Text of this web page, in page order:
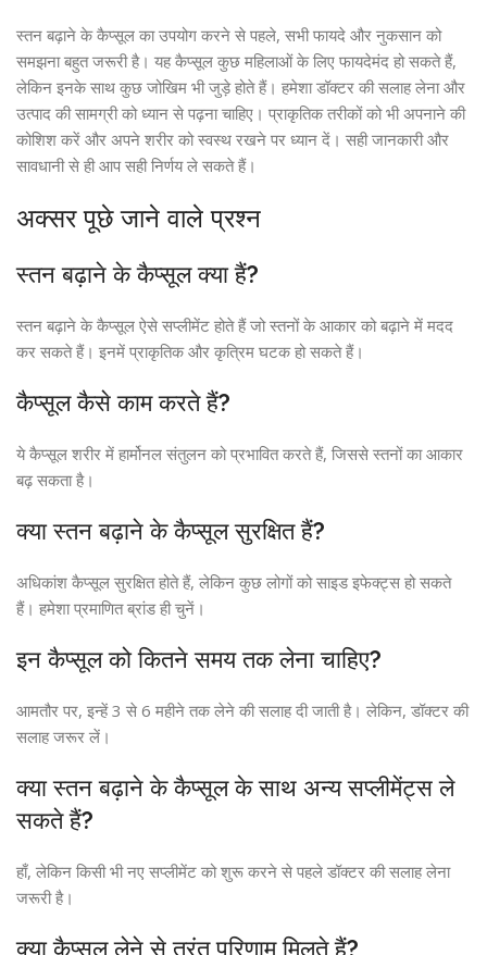
स्तन बढ़ाने के कैप्सूल का उपयोग करने से पहले, सभी फायदे और नुकसान को
समझना बहुत जरूरी है। यह कैप्सूल कुछ महिलाओं के लिए फायदेमंद हो सकते हैं,
लेकिन इनके साथ कुछ जोखिम भी जुड़े होते हैं। हमेशा डॉक्टर की सलाह लेना और
उत्पाद की सामग्री को ध्यान से पढ़ना चाहिए। प्राकृतिक तरीकों को भी अपनाने की
कोशिश करें और अपने शरीर को स्वस्थ रखने पर ध्यान दें। सही जानकारी और
सावधानी से ही आप सही निर्णय ले सकते हैं।
अक्सर पूछे जाने वाले प्रश्न
स्तन बढ़ाने के कैप्सूल क्या हैं?
स्तन बढ़ाने के कैप्सूल ऐसे सप्लीमेंट होते हैं जो स्तनों के आकार को बढ़ाने में मदद
कर सकते हैं। इनमें प्राकृतिक और कृत्रिम घटक हो सकते हैं।
कैप्सूल कैसे काम करते हैं?
ये कैप्सूल शरीर में हार्मोनल संतुलन को प्रभावित करते हैं, जिससे स्तनों का आकार
बढ़ सकता है।
क्या स्तन बढ़ाने के कैप्सूल सुरक्षित हैं?
अधिकांश कैप्सूल सुरक्षित होते हैं, लेकिन कुछ लोगों को साइड इफेक्ट्स हो सकते
हैं। हमेशा प्रमाणित ब्रांड ही चुनें।
इन कैप्सूल को कितने समय तक लेना चाहिए?
आमतौर पर, इन्हें 3 से 6 महीने तक लेने की सलाह दी जाती है। लेकिन, डॉक्टर की
सलाह जरूर लें।
क्या स्तन बढ़ाने के कैप्सूल के साथ अन्य सप्लीमेंट्स ले
सकते हैं?
हाँ, लेकिन किसी भी नए सप्लीमेंट को शुरू करने से पहले डॉक्टर की सलाह लेना
जरूरी है।
क्या कैप्सूल लेने से तुरंत परिणाम मिलते हैं?